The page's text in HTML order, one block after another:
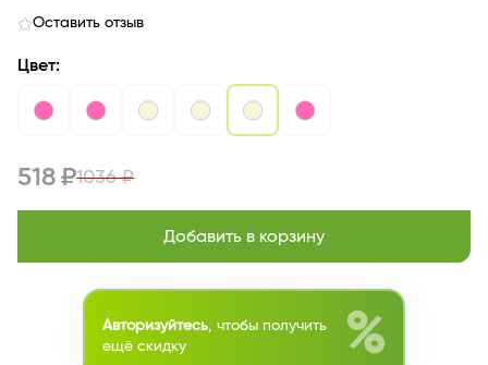
Оставить отзыв
Цвет:
518 ₽1036 ₽
Добавить в корзину
Авторизуйтесь , чтобы получить
ещё скидку
%